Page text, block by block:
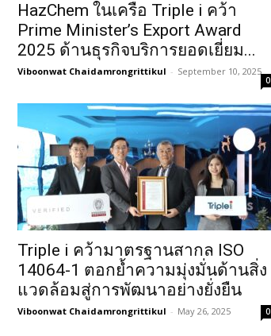
HazChem ในเครือ Triple i คว้า
Prime Minister’s Export Award
2025 ด้านธุรกิจบริการยอดเยี่ยม...
Viboonwat Chaidamrongrittikul - September 10, 2025
0
Triple i คว้ามาตรฐานสากล ISO
14064-1 ตอกย้ำความมุ่งมั่นด้านสิ่ง
แวดล้อมสู่การพัฒนาอย่างยั่งยืน
Viboonwat Chaidamrongrittikul - May 26, 2025 0